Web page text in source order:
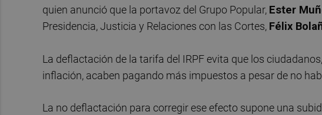
quien anunció que la portavoz del Grupo Popular, Ester
Presidencia, Justicia y Relaciones con las Cortes, Félix
La deflactación de la tarifa del IRPF evita que los
inflación, acaben pagando más impuestos a pesar de no
La no deflactación para corregir ese efecto supone una